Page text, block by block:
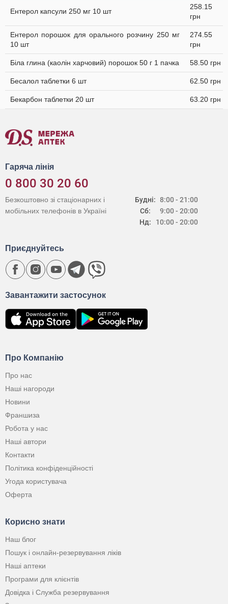
Ентерол капсули 250 мг 10 шт
258.15
грн
Ентерол порошок для орального розчину 250 мг
10 шт
274.55
грн
Біла глина (каолін харчовий) порошок 50 г 1 пачка 58.50 грн
Бесалол таблетки 6 шт 62.50 грн
Бекарбон таблетки 20 шт 63.20 грн
Гаряча лінія
0 800 30 20 60
Будні:
Сб:
Нд:
8:00 - 21:00
9:00 - 20:00
10:00 - 20:00
Безкоштовно зі стаціонарних і
мобільних телефонів в Україні
Про Компанію
Про нас
Наші нагороди
Новини
Франшиза
Робота у нас
Наші автори
Контакти
Політика конфіденційності
Угода користувача
Оферта
Корисно знати
Наш блог
Пошук і онлайн-резервування ліків
Наші аптеки
Програми для клієнтів
Довідка і Служба резервування
Завантажити застосунок
Приєднуйтесь